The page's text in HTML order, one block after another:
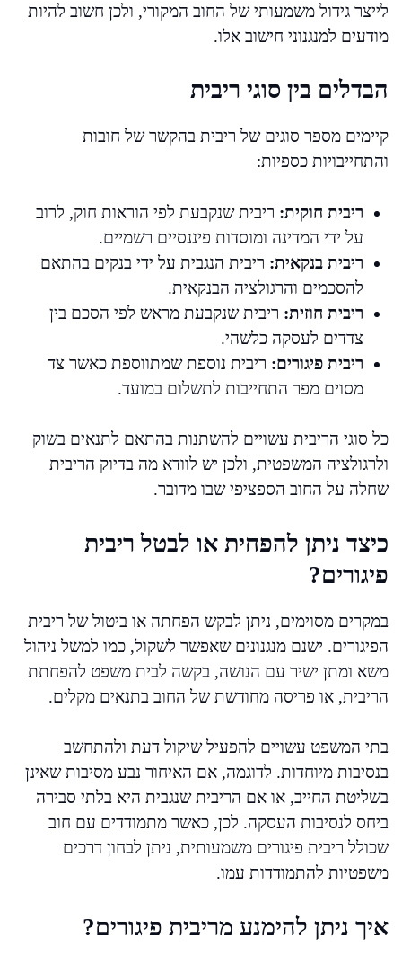
לייצר גידול משמעותי של החוב המקורי, ולכן חשוב להיות
מודעים למנגנוני חישוב אלו.
הבדלים בין סוגי ריבית
קיימים מספר סוגים של ריבית בהקשר של חובות
והתחייבויות כספיות:
ריבית חוקית: ריבית שנקבעת לפי הוראות חוק, לרוב
על ידי המדינה ומוסדות פיננסיים רשמיים.
ריבית בנקאית: ריבית הנגבית על ידי בנקים בהתאם
להסכמים והרגולציה הבנקאית.
ריבית חוזית: ריבית שנקבעת מראש לפי הסכם בין
צדדים לעסקה כלשהי.
ריבית פיגורים: ריבית נוספת שמתווספת כאשר צד
מסוים מפר התחייבות לתשלום במועד.
כל סוגי הריבית עשויים להשתנות בהתאם לתנאים בשוק
ולרגולציה המשפטית, ולכן יש לוודא מה בדיוק הריבית
שחלה על החוב הספציפי שבו מדובר.
כיצד ניתן להפחית או לבטל ריבית
פיגורים?
במקרים מסוימים, ניתן לבקש הפחתה או ביטול של ריבית
הפיגורים. ישנם מנגנונים שאפשר לשקול, כמו למשל ניהול
משא ומתן ישיר עם הנושה, בקשה לבית משפט להפחתת
הריבית, או פריסה מחודשת של החוב בתנאים מקלים.
בתי המשפט עשויים להפעיל שיקול דעת ולהתחשב
בנסיבות מיוחדות. לדוגמה, אם האיחור נבע מסיבות שאינן
בשליטת החייב, או אם הריבית שנגבית היא בלתי סבירה
ביחס לנסיבות העסקה. לכן, כאשר מתמודדים עם חוב
שכולל ריבית פיגורים משמעותית, ניתן לבחון דרכים
משפטיות להתמודדות עמו.
איך ניתן להימנע מריבית פיגורים?